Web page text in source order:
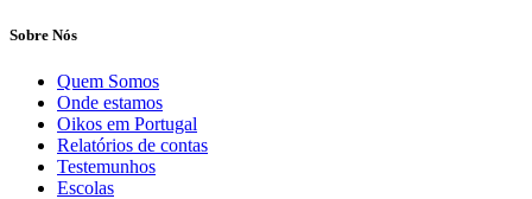
Sobre Nós
Quem Somos
Onde estamos
Oikos em Portugal
Relatórios de contas
Testemunhos
Escolas